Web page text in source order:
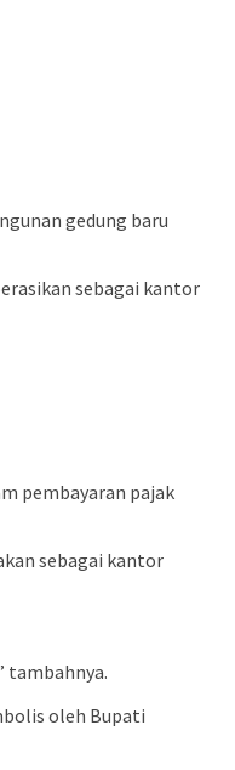
gedung baru
sebagai kantor
pembayaran pajak
sebagai kantor
tambahnya.
oleh Bupati